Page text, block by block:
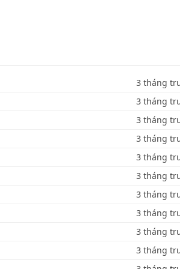
3 tháng
3 tháng
3 tháng
3 tháng
3 tháng
3 tháng
3 tháng
3 tháng
3 tháng
3 tháng